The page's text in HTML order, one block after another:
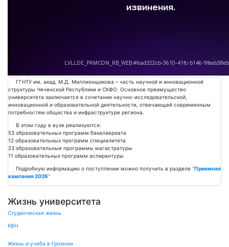
Подробнее
ГГНТУ им. акад. М.Д. Миллионщикова – часть научной и инновационной
структуры Чеченской Республики и СКФО. Основное преимущество
университета заключается в сочетании научно-исследовательской,
инновационной и образовательной деятельности, отвечающей современным
потребностям общества и инфраструктуре региона.
В этом году в вузе реализуются:
53 образовательных программ бакалавриата
12 образовательных программ специалитета
23 образовательные программы магистратуры
11 образовательных программ аспирантуры
Подробную информацию о поступлении можно получить в разделе "Приемная
кампания 2026"
Жизнь университета
Студенческая жизнь
КВН
Жизнь и учеба в Грозном